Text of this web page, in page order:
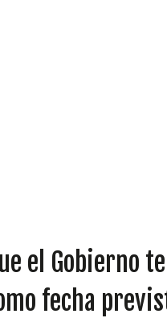
el Gobierno
fecha